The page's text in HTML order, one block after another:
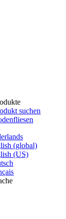
(global)
(US)
suchen